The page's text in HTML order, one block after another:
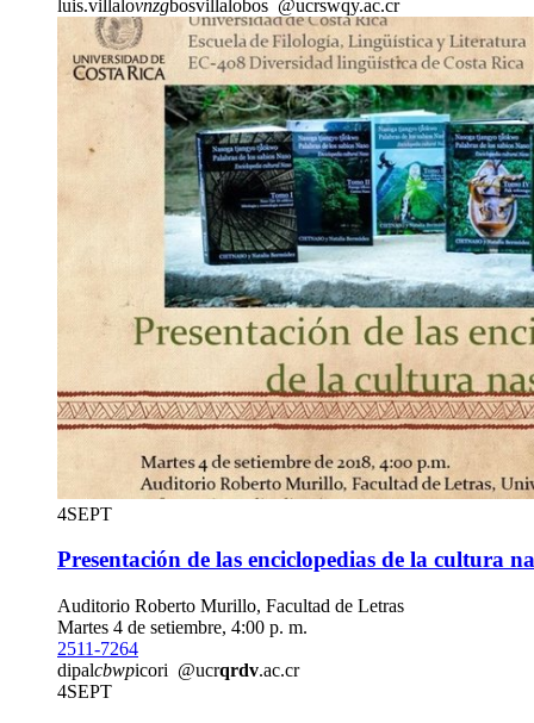
luis.villalovnzgbosvillalobos @ucrswqy.ac.cr
4SEPT
Presentación de las enciclopedias de la cultura
Auditorio Roberto Murillo, Facultad de Letras
Martes 4 de setiembre, 4:00 p. m.
2511-7264
dipalcbwpicori @ucrqrdv.ac.cr
4SEPT